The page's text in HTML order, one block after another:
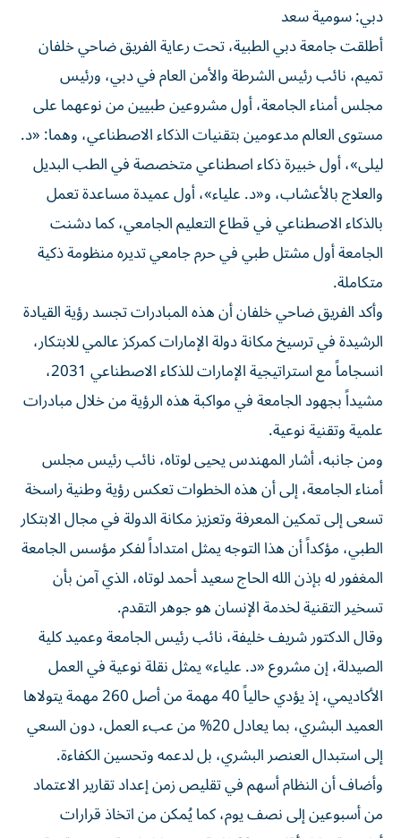
دبي: سومية سعد
أطلقت جامعة دبي الطبية، تحت رعاية الفريق ضاحي خلفان
تميم، نائب رئيس الشرطة والأمن العام في دبي، ورئيس
مجلس أمناء الجامعة، أول مشروعين طبيين من نوعهما على
مستوى العالم مدعومين بتقنيات الذكاء الاصطناعي، وهما: «د.
ليلى»، أول خبيرة ذكاء اصطناعي متخصصة في الطب البديل
والعلاج بالأعشاب، و«د. علياء»، أول عميدة مساعدة تعمل
بالذكاء الاصطناعي في قطاع التعليم الجامعي، كما دشنت
الجامعة أول مشتل طبي في حرم جامعي تديره منظومة ذكية
متكاملة.
وأكد الفريق ضاحي خلفان أن هذه المبادرات تجسد رؤية القيادة
الرشيدة في ترسيخ مكانة دولة الإمارات كمركز عالمي للابتكار،
انسجاماً مع استراتيجية الإمارات للذكاء الاصطناعي 2031،
مشيداً بجهود الجامعة في مواكبة هذه الرؤية من خلال مبادرات
علمية وتقنية نوعية.
ومن جانبه، أشار المهندس يحيى لوتاه، نائب رئيس مجلس
أمناء الجامعة، إلى أن هذه الخطوات تعكس رؤية وطنية راسخة
تسعى إلى تمكين المعرفة وتعزيز مكانة الدولة في مجال الابتكار
الطبي، مؤكداً أن هذا التوجه يمثل امتداداً لفكر مؤسس الجامعة
المغفور له بإذن الله الحاج سعيد أحمد لوتاه، الذي آمن بأن
تسخير التقنية لخدمة الإنسان هو جوهر التقدم.
وقال الدكتور شريف خليفة، نائب رئيس الجامعة وعميد كلية
الصيدلة، إن مشروع «د. علياء» يمثل نقلة نوعية في العمل
الأكاديمي، إذ يؤدي حالياً 40 مهمة من أصل 260 مهمة يتولاها
العميد البشري، بما يعادل 20% من عبء العمل، دون السعي
إلى استبدال العنصر البشري، بل لدعمه وتحسين الكفاءة.
وأضاف أن النظام أسهم في تقليص زمن إعداد تقارير الاعتماد
من أسبوعين إلى نصف يوم، كما يُمكن من اتخاذ قرارات